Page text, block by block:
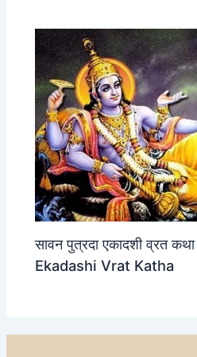
सावन पुत्रदा एकादशी व्रत
Ekadashi Vrat Katha